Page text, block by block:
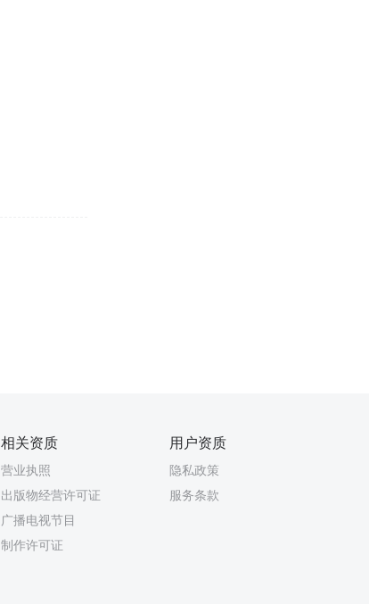
相关资质
营业执照
出版物经营许可证
广播电视节目
制作许可证
用户资质
隐私政策
服务条款